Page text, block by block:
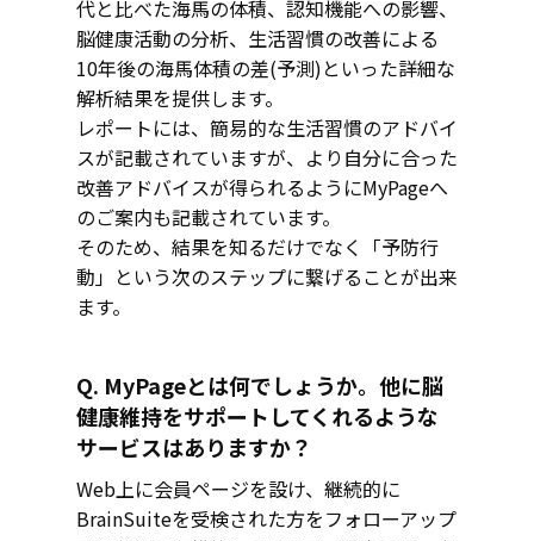
代と比べた海馬の体積、認知機能への影響、
脳健康活動の分析、生活習慣の改善による
10年後の海馬体積の差(予測)といった詳細な
解析結果を提供します。
レポートには、簡易的な生活習慣のアドバイ
スが記載されていますが、より自分に合った
改善アドバイスが得られるようにMyPageへ
のご案内も記載されています。
そのため、結果を知るだけでなく「予防行
動」という次のステップに繋げることが出来
ます。
Q. MyPageとは何でしょうか。他に脳
健康維持をサポートしてくれるような
サービスはありますか？
Web上に会員ページを設け、継続的に
BrainSuiteを受検された方をフォローアップ